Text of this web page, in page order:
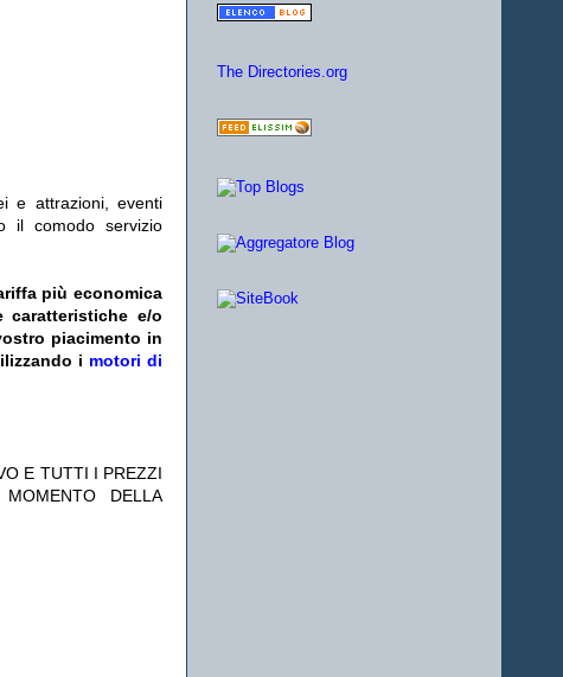
e attrazioni, eventi
il comodo servizio
più economica
caratteristiche e/o
piacimento in
i motori di
E TUTTI I PREZZI
DELLA
The Directories.org